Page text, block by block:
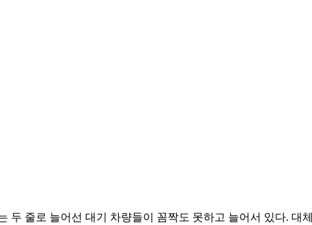
두 줄로 늘어선 대기 차량들이 꼼짝도 못하고 늘어서 있다.